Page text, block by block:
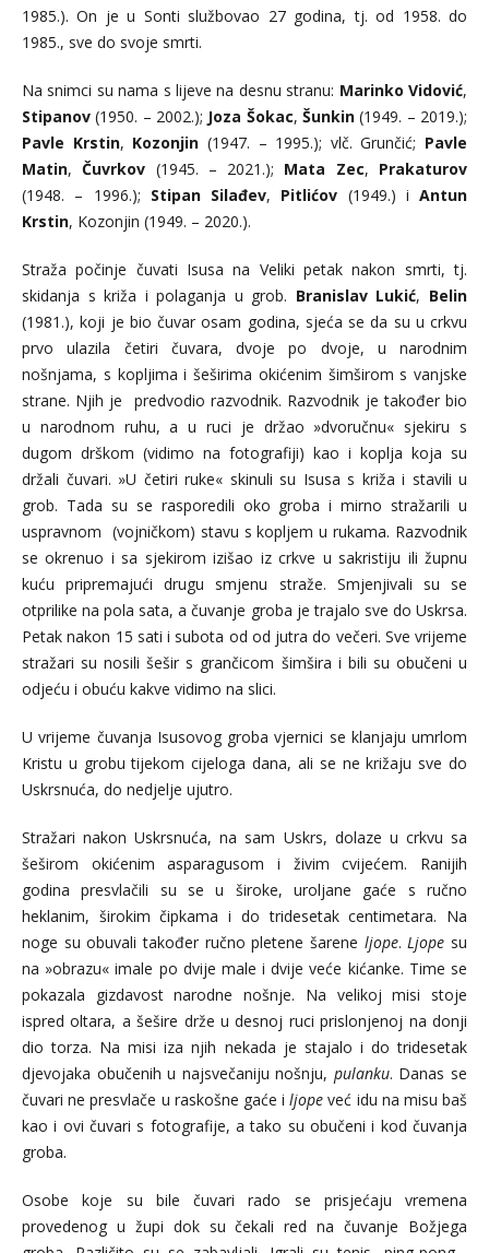
1985.). On je u Sonti službovao 27 godina, tj. od 1958. do
1985., sve do svoje smrti.
Na snimci su nama s lijeve na desnu stranu: Marinko Vidović,
Stipanov (1950. – 2002.); Joza Šokac,Šunkin (1949. – 2019.);
Pavle Krstin, Kozonjin (1947. – 1995.); vlč. Grunčić; Pavle
Matin,Čuvrkov (1945. – 2021.); Mata Zec, Prakaturov
(1948. – 1996.); Stipan Silađev, Pitlićov (1949.) i Antun
Krstin, Kozonjin (1949. – 2020.).
Straža počinje čuvati Isusa na Veliki petak nakon smrti, tj.
skidanja s križa i polaganja u grob. Branislav Lukić, Belin
(1981.), koji je bio čuvar osam godina, sjeća se da su u crkvu
prvo ulazila četiri čuvara, dvoje po dvoje, u narodnim
nošnjama, s kopljima i šeširima okićenim šimširom s vanjske
strane. Njih je predvodio razvodnik. Razvodnik je također bio
u narodnom ruhu, a u ruci je držao »dvoručnu« sjekiru s
dugom drškom (vidimo na fotografiji) kao i koplja koja su
držali čuvari. »U četiri ruke« skinuli su Isusa s križa i stavili u
grob. Tada su se rasporedili oko groba i mirno stražarili u
uspravnom (vojničkom) stavu s kopljem u rukama. Razvodnik
se okrenuo i sa sjekirom izišao iz crkve u sakristiju ili župnu
kuću pripremajući drugu smjenu straže. Smjenjivali su se
otprilike na pola sata, a čuvanje groba je trajalo sve do Uskrsa.
Petak nakon 15 sati i subota od od jutra do večeri. Sve vrijeme
stražari su nosili šešir s grančicom šimšira i bili su obučeni u
odjeću i obuću kakve vidimo na slici.
U vrijeme čuvanja Isusovog groba vjernici se klanjaju umrlom
Kristu u grobu tijekom cijeloga dana, ali se ne križaju sve do
Uskrsnuća, do nedjelje ujutro.
Stražari nakon Uskrsnuća, na sam Uskrs, dolaze u crkvu sa
šeširom okićenim asparagusom i živim cvijećem. Ranijih
godina presvlačili su se u široke, uroljane gaće s ručno
heklanim, širokim čipkama i do tridesetak centimetara. Na
noge su obuvali također ručno pletene šarene ljope.Ljope su
na »obrazu« imale po dvije male i dvije veće kićanke. Time se
pokazala gizdavost narodne nošnje. Na velikoj misi stoje
ispred oltara, a šešire drže u desnoj ruci prislonjenoj na donji
dio torza. Na misi iza njih nekada je stajalo i do tridesetak
djevojaka obučenih u najsvečaniju nošnju, pulanku. Danas se
čuvari ne presvlače u raskošne gaće iljope već idu na misu baš
kao i ovi čuvari s fotografije, a tako su obučeni i kod čuvanja
groba.
Osobe koje su bile čuvari rado se prisjećaju vremena
provedenog u župi dok su čekali red na čuvanje Božjega